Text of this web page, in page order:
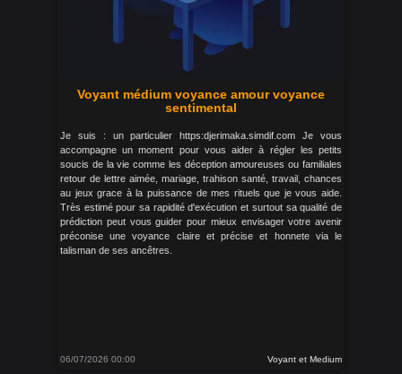
Voyant médium voyance amour voyance
sentimental
Je suis : un particulier https:djerimaka.simdif.com Je vous
accompagne un moment pour vous aider à régler les petits
soucis de la vie comme les déception amoureuses ou familiales
retour de lettre aimée, mariage, trahison santé, travail, chances
au jeux grace à la puissance de mes rituels que je vous aide.
Très estimé pour sa rapidité d'exécution et surtout sa qualité de
prédiction peut vous guider pour mieux envisager votre avenir
préconise une voyance claire et précise et honnete via le
talisman de ses ancêtres.
06/07/2026 00:00 Voyant et Medium